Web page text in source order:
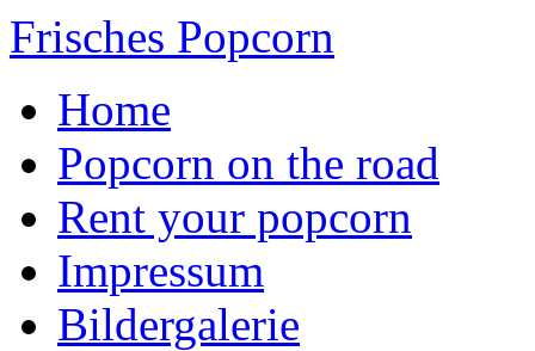
Frisches Popcorn
Home
Popcorn on the road
Rent your popcorn
Impressum
Bildergalerie